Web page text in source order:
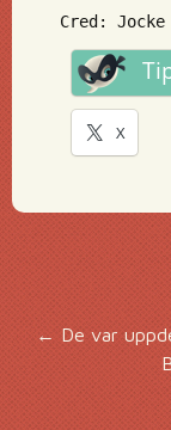
Cred: Jocke
X
← De var